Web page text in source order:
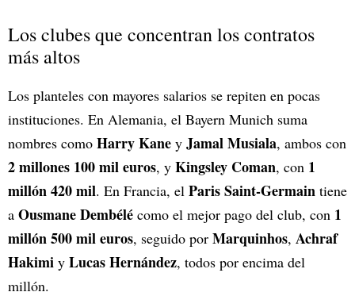
Los clubes que concentran los contratos
más altos
Los planteles con mayores salarios se repiten en pocas
instituciones. En Alemania, el Bayern Munich suma
nombres como Harry Kane y Jamal Musiala, ambos con
2 millones 100 mil euros, y Kingsley Coman, con 1
millón 420 mil. En Francia, el Paris Saint-Germain tiene
a Ousmane Dembélé como el mejor pago del club, con 1
millón 500 mil euros, seguido por Marquinhos, Achraf
Hakimi y Lucas Hernández, todos por encima del
millón.